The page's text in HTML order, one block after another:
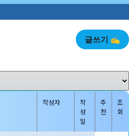
글쓰기 ✍️
작성자
작
성
일
추
천
조
회